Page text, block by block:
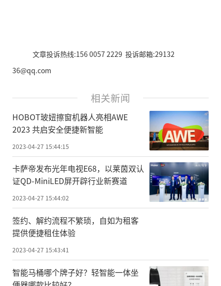
文章投诉热线:156 0057 2229 投诉邮箱:29132
36@qq.com
相关新闻
HOBOT玻妞擦窗机器人亮相AWE
2023 共启安全便捷新智能
2023-04-27 15:44:15
卡萨帝发布光年电视E68，以莱茵双认
证QD-MiniLED屏开辟行业新赛道
2023-04-27 15:44:02
签约、解约流程不繁琐，自如为租客
提供便捷租住体验
2023-04-27 15:43:41
智能马桶哪个牌子好？轻智能一体坐